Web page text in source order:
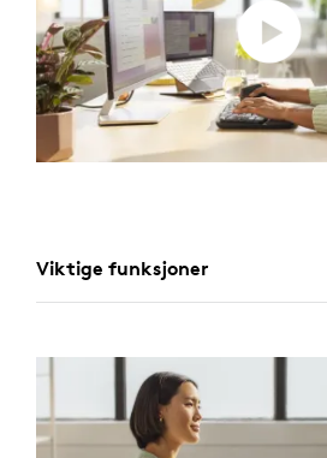
Viktige funksjoner